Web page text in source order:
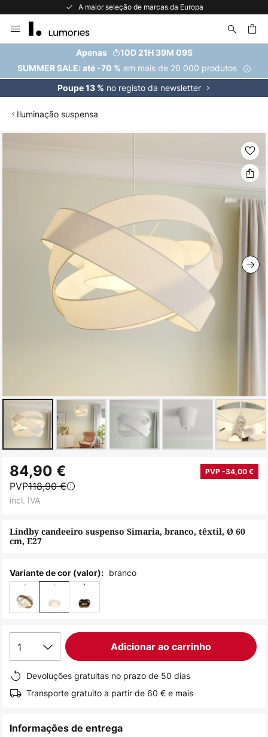
A maior seleção de marcas da Europa
para
Conteúdo
Apenas
10D 21H 39M 09S
SUMMER SALE: até -70 % em mais de 20 000 produtos
Poupe 13 % no registo da newsletter
Iluminação suspensa
para
início
Galeria
de
Lindby candeeiro suspenso Simaria, branco, têxtil, Ø 60
cm, E27
84,90 € PVP -34,00 €
PVP118,90 €
incl. IVA
Variante de cor (valor): branco
1 Adicionar ao carrinho
Devoluções gratuitas no prazo de 50 dias
Transporte gratuito a partir de 60 € e mais
Informações de entrega